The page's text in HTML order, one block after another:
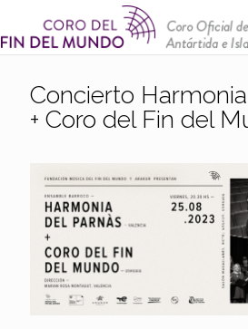
Concierto
+ Coro del Fin del